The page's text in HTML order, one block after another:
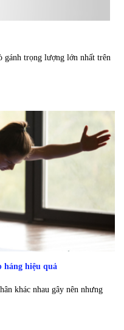
gánh trọng lượng lớn nhất trên
hiệu quả
khác nhau gây nên nhưng